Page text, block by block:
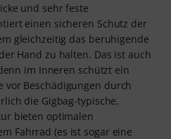
und sehr feste
einen sicheren Schutz der
gleichzeitig das beruhigende
Hand zu halten. Das ist auch
im Inneren schützt ein
vor Beschädigungen durch
die Gigbag-typische,
bieten optimalen
Fahrrad (es ist sogar eine